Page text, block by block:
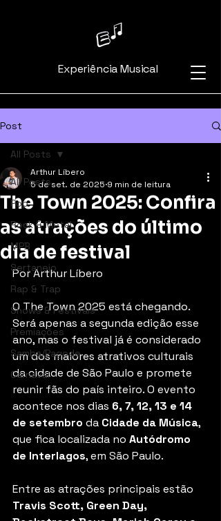
Experiência Musical
Post
All Posts
Pop
Rock & Metal
MPB
Sertanejo
Rap & Trap
Shows & Festivais
Premiações
Samba/Pagode
Carnaval
All Posts
The Town 2025: Confira
as atrações do último
dia de festival
Arthur Líbero
5 de set. de 2025 9 min de leitura
Por Arthur Líbero
O The Town 2025 está chegando.
Será apenas a segunda edição esse
ano, mas o festival já é considerado
um dos maiores atrativos culturais
da cidade de São Paulo e promete
reunir fãs do país inteiro. O evento
acontece nos dias 6, 7, 12, 13 e 14
de setembro da Cidade da Música,
que fica localizada no Autódromo
de Interlagos, em São Paulo.
Entre as atrações principais estão
Travis Scott, Green Day,